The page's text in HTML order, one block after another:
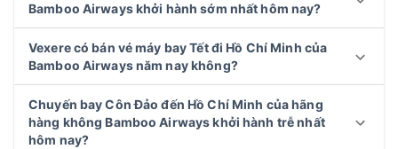
Bamboo Airways khởi hành sớm nhất hôm nay?
Vexere có bán vé máy bay Tết đi Hồ Chí Minh của
Bamboo Airways năm nay không?
Chuyến bay Côn Đảo đến Hồ Chí Minh của hãng
hàng không Bamboo Airways khởi hành trễ nhất
hôm nay?